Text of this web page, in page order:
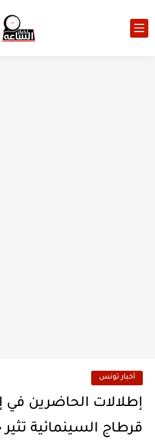
أخبار تونس
إطلالات الحاضرين في
قرطاج السينمائية